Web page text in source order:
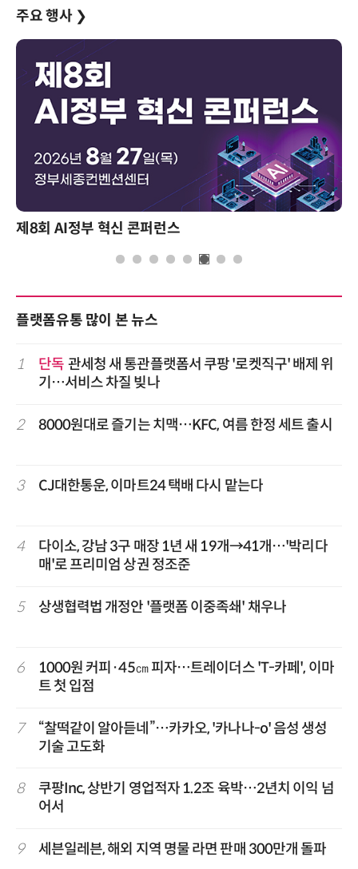
주요 행사 ❯
제8회 AI정부 혁신 콘퍼런스
플랫폼유통 많이 본 뉴스
1 단독 관세청 새 통관플랫폼서 쿠팡 '로켓직구' 배제 위
기…서비스 차질 빚나
2 8000원대로 즐기는 치맥…KFC, 여름 한정 세트 출시
3 CJ대한통운, 이마트24 택배 다시 맡는다
4
다이소, 강남 3구 매장 1년 새 19개→41개…'박리다
매'로 프리미엄 상권 정조준
5 상생협력법 개정안 '플랫폼 이중족쇄' 채우나
6
1000원 커피·45㎝ 피자…트레이더스 'T-카페', 이마
트 첫 입점
7
“찰떡같이 알아듣네”…카카오, '카나나-o' 음성 생성
기술 고도화
8
쿠팡Inc, 상반기 영업적자 1.2조 육박…2년치 이익 넘
어서
9 세븐일레븐, 해외 지역 명물 라면 판매 300만개 돌파